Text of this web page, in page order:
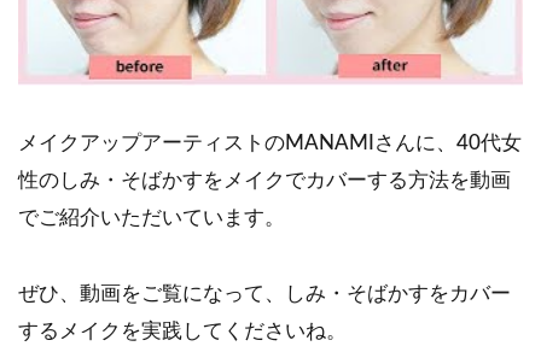
メイクアップアーティストのMANAMIさんに、40代女
性のしみ・そばかすをメイクでカバーする方法を動画
でご紹介いただいています。
ぜひ、動画をご覧になって、しみ・そばかすをカバー
するメイクを実践してくださいね。